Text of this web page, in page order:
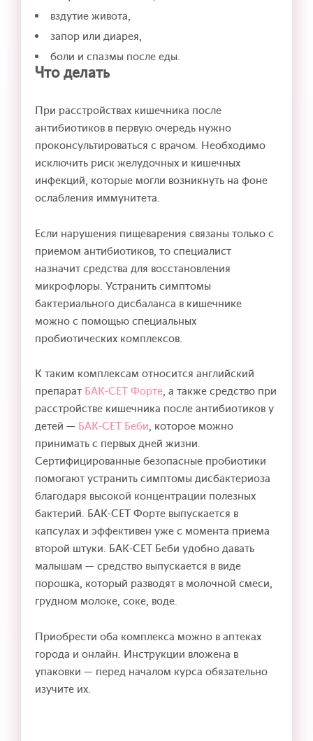
вздутие живота,
запор или диарея,
боли и спазмы после еды.
Что делать
При расстройствах кишечника после
антибиотиков в первую очередь нужно
проконсультироваться с врачом. Необходимо
исключить риск желудочных и кишечных
инфекций, которые могли возникнуть на фоне
ослабления иммунитета.
Если нарушения пищеварения связаны только с
приемом антибиотиков, то специалист
назначит средства для восстановления
микрофлоры. Устранить симптомы
бактериального дисбаланса в кишечнике
можно с помощью специальных
пробиотических комплексов.
К таким комплексам относится английский
препарат БАК-СЕТ Форте, а также средство при
расстройстве кишечника после антибиотиков у
детей — БАК-СЕТ Беби, которое можно
принимать с первых дней жизни.
Сертифицированные безопасные пробиотики
помогают устранить симптомы дисбактериоза
благодаря высокой концентрации полезных
бактерий. БАК-СЕТ Форте выпускается в
капсулах и эффективен уже с момента приема
второй штуки. БАК-СЕТ Беби удобно давать
малышам — средство выпускается в виде
порошка, который разводят в молочной смеси,
грудном молоке, соке, воде.
Приобрести оба комплекса можно в аптеках
города и онлайн. Инструкции вложена в
упаковки — перед началом курса обязательно
изучите их.